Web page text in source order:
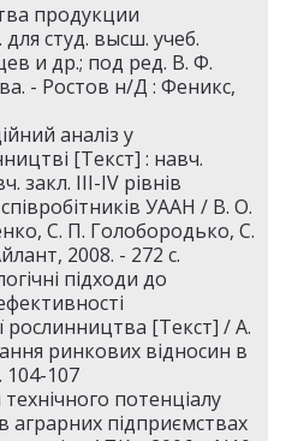
продукции
студ. высш. учеб.
и др.; под ред. В. Ф.
- Ростов н/Д : Феникс,
аналіз у
[Текст] : навч.
закл. III-IV рівнів
УААН / В. О.
С. П. Голобородько, С.
2008. - 272 с.
підходи до
рослинництва [Текст] / А.
ринкових відносин в
104-107
потенціалу
аграрних підприємствах